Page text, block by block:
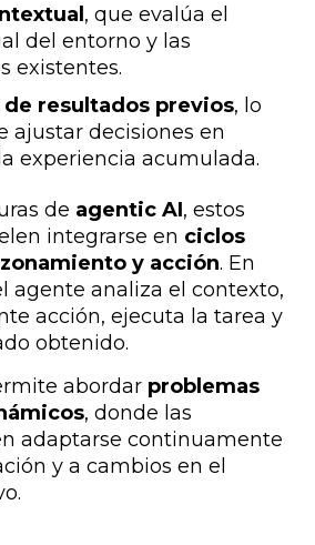
, que evalúa el
del entorno y las
existentes.
de resultados previos, lo
ajustar decisiones en
experiencia acumulada.
de agentic AI, estos
integrarse en ciclos
y acción. En
agente analiza el contexto,
acción, ejecuta la tarea y
obtenido.
abordar problemas
, donde las
adaptarse continuamente
y a cambios en el